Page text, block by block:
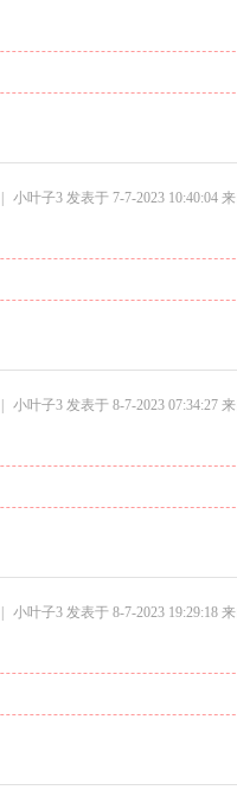
| 小叶子3 发表于 7-7-2023 10:40:04
| 小叶子3 发表于 8-7-2023 07:34:27
| 小叶子3 发表于 8-7-2023 19:29:18